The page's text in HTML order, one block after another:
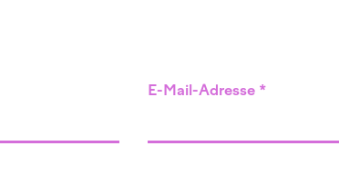
E-Mail-Adresse